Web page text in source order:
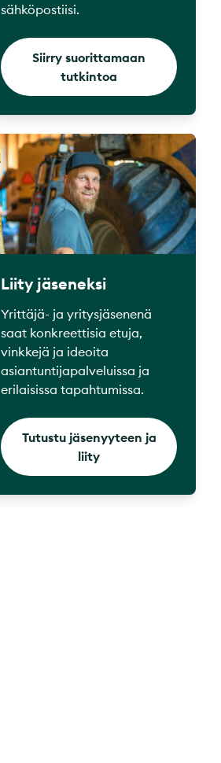
sähköpostiisi.
Siirry suorittamaan
tutkintoa
Liity jäseneksi
Yrittäjä- ja yritysjäsenenä
saat konkreettisia etuja,
vinkkejä ja ideoita
asiantuntijapalveluissa ja
erilaisissa tapahtumissa.
Tutustu jäsenyyteen ja
liity